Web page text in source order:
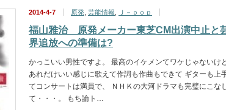
2014-4-7 原発 芸能情報 Ｊ－ｐｏｐ
福山雅治 原発メーカー東芝CM出演中止と
界追放への準備は?
かっこいい男性ですよ。 最高のイケメンてワケじゃないけど
あれだけいい感じに歌えて作詞も作曲もできて ギターも上
てコンサートは満員で、 ＮＨＫの大河ドラマも完璧にこな
て・・・。 もち論ト…